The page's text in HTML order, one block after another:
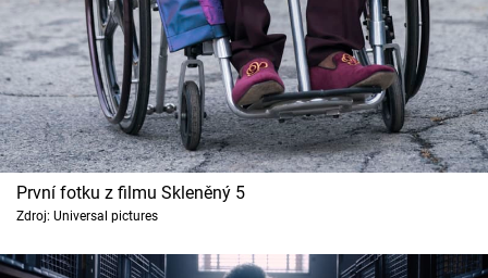
První fotku z filmu Skleněný 5
Zdroj: Universal pictures